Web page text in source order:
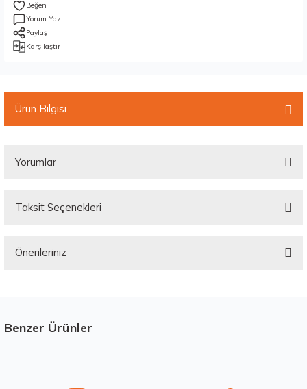
Yorum Yaz
Paylaş
Karşılaştır
Ürün Bilgisi
Yorumlar
Taksit Seçenekleri
Önerileriniz
Görüş ve önerileriniz için teşekkür ederiz.
Benzer Ürünler